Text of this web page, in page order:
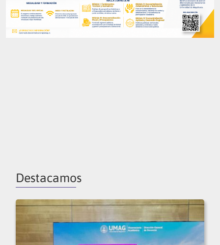
Destacamos